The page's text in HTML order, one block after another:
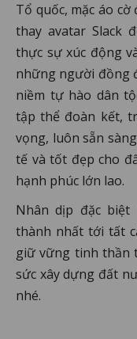
Tổ quốc, mặc áo
thay avatar Slack
thực sự xúc động
những người đồng
niềm tự hào dân
tập thể đoàn kết,
vọng, luôn sẵn
tế và tốt đẹp cho
hạnh phúc lớn lao.
Nhân dịp đặc biệt
thành nhất tới tất
giữ vững tinh thần
sức xây dựng đất
nhé.